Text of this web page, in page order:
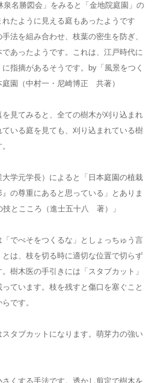
名勝図会」をみると「金地院庭園」の
たように見える庭もあったようです
法を組み合わせ、枝葉の密生を防ぎ、
あったようです。これは、江戸時代に
指摘があるそうです。by「風景をつく
園（中村一・尼崎博正 共著）
見てみると、全ての樹木が刈り込まれ
いる庭を見ても、刈り込まれている樹
学元学長）によると「日本庭園の植栽
の尊重にあると思っている」とありま
とこころ（進士五十八 著）」
でべそをつくるな」としょっちゅう言
は、枝を切る時に適切な位置で切らず
樹木医の手引きには「スタブカット」
ています。枝を残すと傷口を塞ぐこと
です。
タブカットになります。萌芽力の強い
くする手法です。透かし剪定で樹木を